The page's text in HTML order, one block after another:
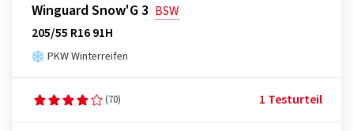
Winguard Snow'G 3 BSW
205/55 R16 91H
PKW Winterreifen
(70) 1 Testurteil